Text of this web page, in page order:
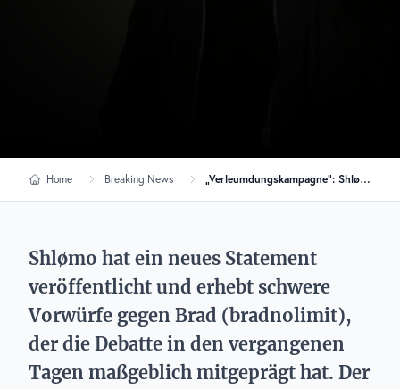
Home Breaking News „Verleumdungskampagne“: Shlømo weist alle Anschuldigungen zurück
Shlømo hat ein neues Statement
veröffentlicht und erhebt schwere
Vorwürfe gegen Brad (bradnolimit),
der die Debatte in den vergangenen
Tagen maßgeblich mitgeprägt hat. Der